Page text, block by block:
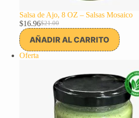
Salsa de Ajo, 8 OZ – Salsas Mosaico
$21.00
El
precio
original
era:
$16.96El
precio
actual
es:
AÑADIR AL CARRITO
Oferta